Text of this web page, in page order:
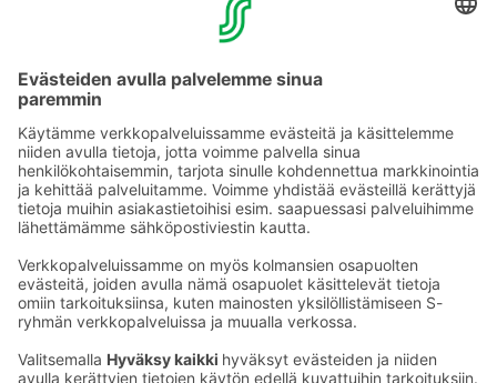
avainkorttisi vastaanotossa.
Aikuisen kylpylälippuun sisältyy Kolin Kylpykiulun
juomakiuluksi kahden aikuisen kesken. Pyyhkeen
Tutustu Koli Relax Spa kylpylään tarkemmin täältä!
Ota yhteyttä
Hotellien yhteystiedot
Asiakaspalvelun yhteystiedot›
Palaute
Sokos Hotels uutiskirje
Tilaa uutiskirje
Saat Sokos Hotellien uusimmat
edut ja uutiset sähköpostiisi